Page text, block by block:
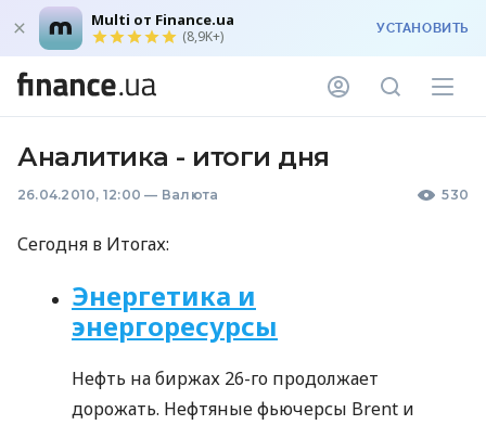
Multi от Finance.ua
(8,9K+) УСТАНОВИТЬ
Аналитика - итоги дня
26.04.2010, 12:00 — Валюта 530
Сегодня в Итогах:
Энергетика и
энергоресурсы
Нефть на биржах 26-го продолжает
дорожать. Нефтяные фьючерсы Brent и